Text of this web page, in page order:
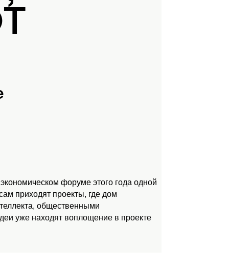
форуме этого года одной
приходят проекты, где дом
общественными
уже находят воплощение в проекте